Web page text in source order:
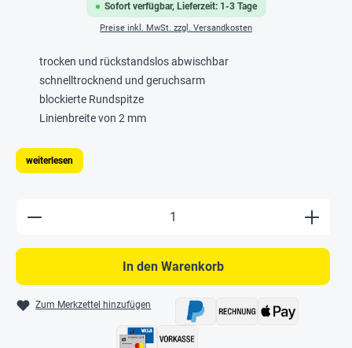
Sofort verfügbar, Lieferzeit: 1-3 Tage
Preise inkl. MwSt. zzgl. Versandkosten
trocken und rückstandslos abwischbar
schnelltrocknend und geruchsarm
blockierte Rundspitze
Linienbreite von 2 mm
weiterlesen
Produkt Anzahl: Gib den gewünschten
In den Warenkorb
Zum Merkzettel hinzufügen